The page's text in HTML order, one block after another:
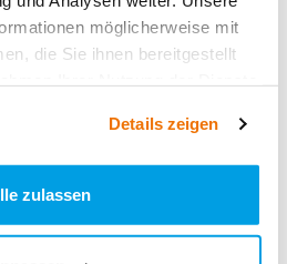
möglicherweise mit
die Sie ihnen bereitgestellt
Details zeigen
zulassen